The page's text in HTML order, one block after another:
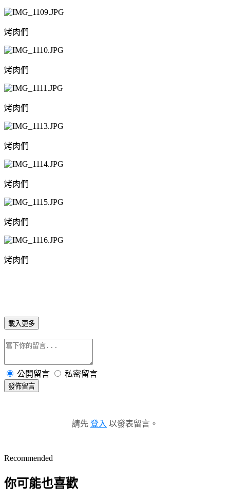
烤肉們
烤肉們
烤肉們
烤肉們
烤肉們
烤肉們
烤肉們
載入更多
公開留言 私密留言
發佈留言
請先 登入 以發表留言。
Recommended
你可能也喜歡